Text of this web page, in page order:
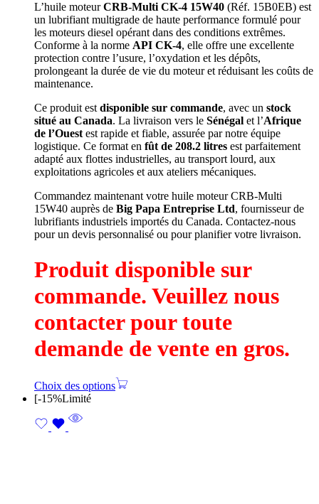
L’huile moteurCRB-Multi CK-4 15W40 (Réf. 15B0EB) est
un lubrifiant multigrade de haute performance formulé pour
les moteurs diesel opérant dans des conditions extrêmes.
Conforme à la norme API CK-4, elle offre une excellente
protection contre l’usure, l’oxydation et les dépôts,
prolongeant la durée de vie du moteur et réduisant les coûts de
maintenance.
Ce produit est disponible sur commande, avec un stock
situé au Canada. La livraison vers le Sénégal et l’Afrique
de l’Ouest est rapide et fiable, assurée par notre équipe
logistique. Ce format en fût de 208.2 litres est parfaitement
adapté aux flottes industrielles, au transport lourd, aux
exploitations agricoles et aux ateliers mécaniques.
Commandez maintenant votre huile moteur CRB-Multi
15W40 auprès de Big Papa Entreprise Ltd, fournisseur de
lubrifiants industriels importés du Canada. Contactez-nous
pour un devis personnalisé ou pour planifier votre livraison.
Produit disponible sur
commande. Veuillez nous
contacter pour toute
demande de vente en gros.
Choix des options
[-15%Limité